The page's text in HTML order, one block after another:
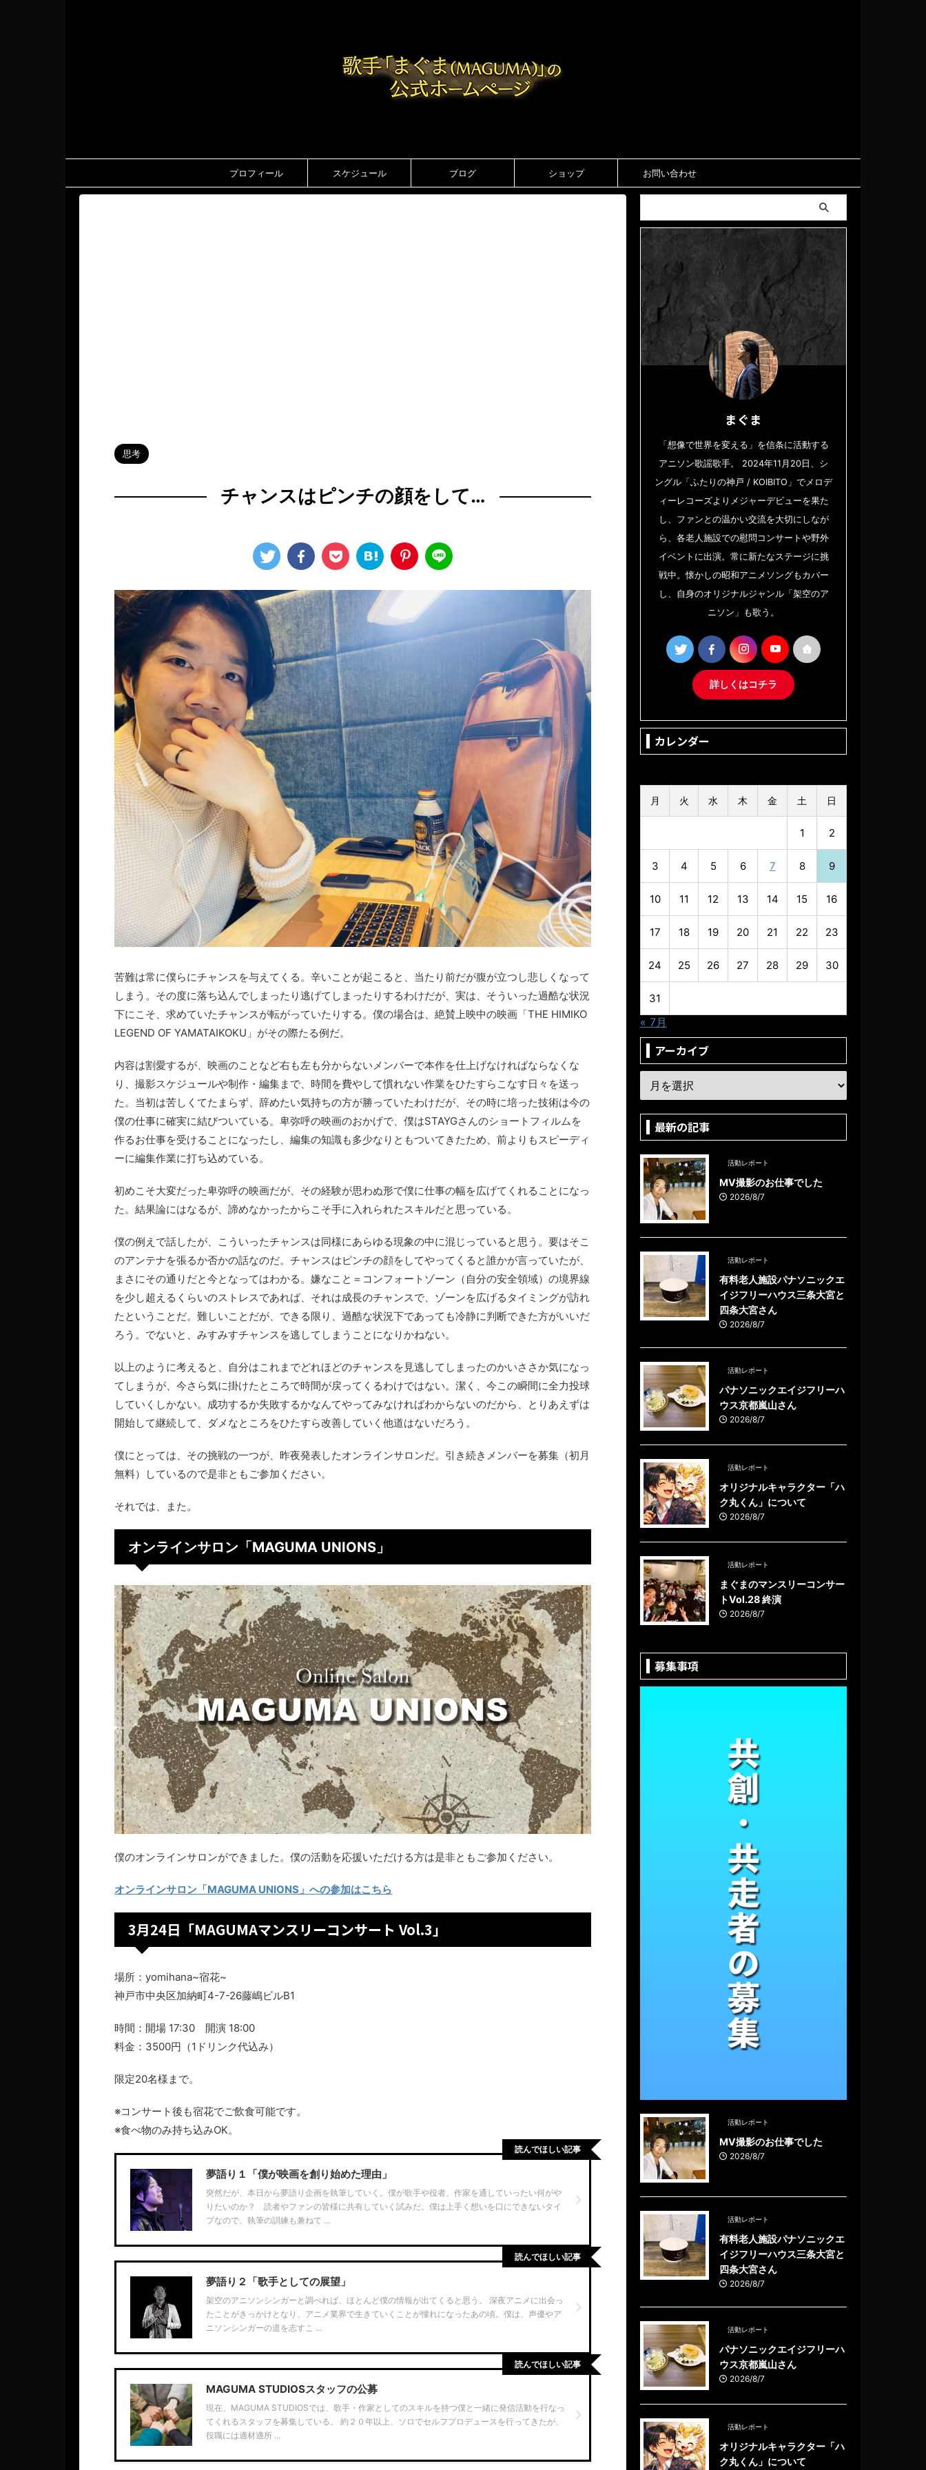
プロフィール スケジュール ブログ ショップ お問い合わせ
思考
チャンスはピンチの顔をして…
苦難は常に僕らにチャンスを与えてくる。辛いことが起こると、当たり前だが腹が立つし悲しくなって
しまう。その度に落ち込んでしまったり逃げてしまったりするわけだが、実は、そういった過酷な状況
下にこそ、求めていたチャンスが転がっていたりする。僕の場合は、絶賛上映中の映画「THE HIMIKO
LEGEND OF YAMATAIKOKU」がその際たる例だ。
内容は割愛するが、映画のことなど右も左も分からないメンバーで本作を仕上げなければならなくな
り、撮影スケジュールや制作・編集まで、時間を費やして慣れない作業をひたすらこなす日々を送っ
た。当初は苦しくてたまらず、辞めたい気持ちの方が勝っていたわけだが、その時に培った技術は今の
僕の仕事に確実に結びついている。卑弥呼の映画のおかげで、僕はSTAYGさんのショートフィルムを
作るお仕事を受けることになったし、編集の知識も多少なりともついてきたため、前よりもスピーディ
ーに編集作業に打ち込めている。
初めこそ大変だった卑弥呼の映画だが、その経験が思わぬ形で僕に仕事の幅を広げてくれることになっ
た。結果論にはなるが、諦めなかったからこそ手に入れられたスキルだと思っている。
僕の例えで話したが、こういったチャンスは同様にあらゆる現象の中に混じっていると思う。要はそこ
のアンテナを張るか否かの話なのだ。チャンスはピンチの顔をしてやってくると誰かが言っていたが、
まさにその通りだと今となってはわかる。嫌なこと＝コンフォートゾーン（自分の安全領域）の境界線
を少し超えるくらいのストレスであれば、それは成長のチャンスで、ゾーンを広げるタイミングが訪れ
たということだ。難しいことだが、できる限り、過酷な状況下であっても冷静に判断できた方がいいだ
ろう。でないと、みすみすチャンスを逃してしまうことになりかねない。
以上のように考えると、自分はこれまでどれほどのチャンスを見逃してしまったのかいささか気になっ
てしまうが、今さら気に掛けたところで時間が戻ってくるわけではない。潔く、今この瞬間に全力投球
していくしかない。成功するか失敗するかなんてやってみなければわからないのだから、とりあえずは
開始して継続して、ダメなところをひたすら改善していく他道はないだろう。
僕にとっては、その挑戦の一つが、昨夜発表したオンラインサロンだ。引き続きメンバーを募集（初月
無料）しているので是非ともご参加ください。
それでは、また。
オンラインサロン「MAGUMA UNIONS」
僕のオンラインサロンができました。僕の活動を応援いただける方は是非ともご参加ください。
オンラインサロン「MAGUMA UNIONS」への参加はこちら
3月24日「MAGUMAマンスリーコンサート Vol.3」
場所：yomihana~宿花~
神戸市中央区加納町4-7-26藤嶋ビルB1
時間：開場 17:30 開演 18:00
料金：3500円（1ドリンク代込み）
限定20名様まで。
※コンサート後も宿花でご飲食可能です。
※食べ物のみ持ち込みOK。
夢語り１「僕が映画を創り始めた理由」
突然だが、本日から夢語り企画を執筆していく。僕が歌手や役者、作家を通していったい何がや
りたいのか？ 読者やファンの皆様に共有していく試みだ。僕は上手く想いを口にできないタイ
プなので、執筆の訓練も兼ねて ...
読んでほしい記事
夢語り２「歌手としての展望」
架空のアニソンシンガーと調べれば、ほとんど僕の情報が出てくると思う。 深夜アニメに出会っ
たことがきっかけとなり、アニメ業界で生きていくことが憧れになったあの頃。僕は、声優やア
ニソンシンガーの道を志すこ ...
読んでほしい記事
MAGUMA STUDIOSスタッフの公募
現在、MAGUMA STUDIOSでは、歌手・作家としてのスキルを持つ僕と一緒に発信活動を行なっ
てくれるスタッフを募集している。 約２０年以上、ソロでセルフプロデュースを行ってきたが、
役職には適材適所 ...
読んでほしい記事
まぐま
「想像で世界を変える」を信条に活動する
アニソン歌謡歌手。 2024年11月20日、シ
ングル「ふたりの神戸 / KOIBITO」でメロデ
ィーレコーズよりメジャーデビューを果た
し、ファンとの温かい交流を大切にしなが
ら、各老人施設での慰問コンサートや野外
イベントに出演。常に新たなステージに挑
戦中。懐かしの昭和アニメソングもカバー
し、自身のオリジナルジャンル「架空のア
ニソン」も歌う。
詳しくはコチラ
カレンダー
月 火 水 木 金 土 日
1 2
3 4 5 6 7 8 9
10 11 12 13 14 15 16
17 18 19 20 21 22 23
24 25 26 27 28 29 30
31
« 7月
アーカイブ
最新の記事
活動レポート
MV撮影のお仕事でした
2026/8/7
活動レポート
有料老人施設パナソニックエ
イジフリーハウス三条大宮と
四条大宮さん
2026/8/7
活動レポート
パナソニックエイジフリーハ
ウス京都嵐山さん
2026/8/7
活動レポート
オリジナルキャラクター「ハ
ク丸くん」について
2026/8/7
活動レポート
まぐまのマンスリーコンサー
トVol.28 終演
2026/8/7
募集事項
活動レポート
MV撮影のお仕事でした
2026/8/7
活動レポート
有料老人施設パナソニックエ
イジフリーハウス三条大宮と
四条大宮さん
2026/8/7
活動レポート
パナソニックエイジフリーハ
ウス京都嵐山さん
2026/8/7
活動レポート
オリジナルキャラクター「ハ
ク丸くん」について